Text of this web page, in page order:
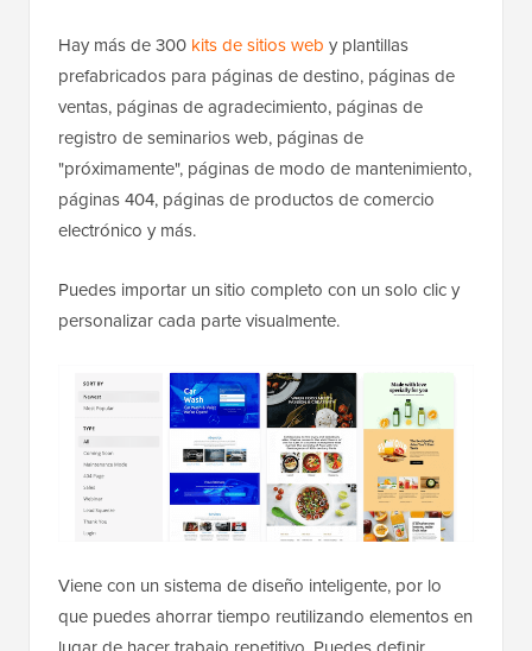
Hay más de 300 kits de sitios web y plantillas
prefabricados para páginas de destino, páginas de
ventas, páginas de agradecimiento, páginas de
registro de seminarios web, páginas de
"próximamente", páginas de modo de mantenimiento,
páginas 404, páginas de productos de comercio
electrónico y más.
Puedes importar un sitio completo con un solo clic y
personalizar cada parte visualmente.
Viene con un sistema de diseño inteligente, por lo
que puedes ahorrar tiempo reutilizando elementos en